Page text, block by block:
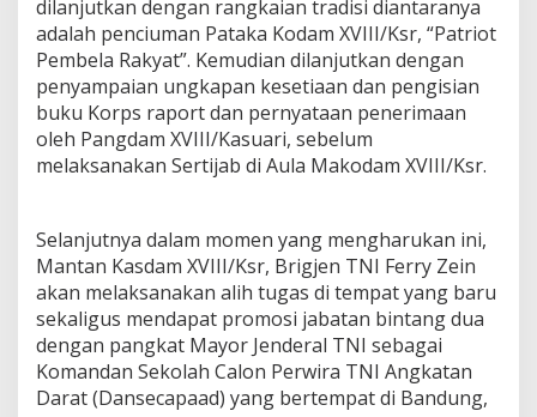
dilanjutkan dengan rangkaian tradisi diantaranya
adalah penciuman Pataka Kodam XVIII/Ksr, “Patriot
Pembela Rakyat”. Kemudian dilanjutkan dengan
penyampaian ungkapan kesetiaan dan pengisian
buku Korps raport dan pernyataan penerimaan
oleh Pangdam XVIII/Kasuari, sebelum
melaksanakan Sertijab di Aula Makodam XVIII/Ksr.
Selanjutnya dalam momen yang mengharukan ini,
Mantan Kasdam XVIII/Ksr, Brigjen TNI Ferry Zein
akan melaksanakan alih tugas di tempat yang baru
sekaligus mendapat promosi jabatan bintang dua
dengan pangkat Mayor Jenderal TNI sebagai
Komandan Sekolah Calon Perwira TNI Angkatan
Darat (Dansecapaad) yang bertempat di Bandung,